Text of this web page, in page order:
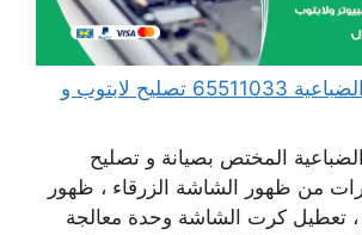
مهندس كمبيوتر الضباعية 65511033 تصليح لابتوب و
المختص بصيانة و تصليح
من ظهور الشاشة الزرقاء ، ظهور
، تعطيل كرت الشاشة وحدة معالجة